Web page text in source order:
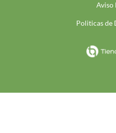
Aviso
Politicas de